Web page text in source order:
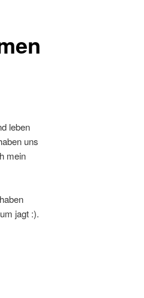
leben
uns
mein
jagt :).